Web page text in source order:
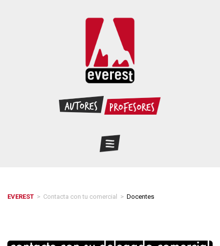
EVEREST > Contacta con tu comercial > Docentes